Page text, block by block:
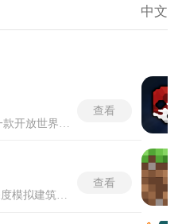
中文
查看
模拟建造3是一款深度模拟建筑工程与公司经营的游戏，玩家将扮演建筑公司经理，在欧洲3.2平方公里的开放地图中，驾驶超过50种官方授权的真实工程机械(如Caterpillar、MEILLER Kipper等)，完成从桥梁修复、住宅建造到大型公共设施施工的多样化任务。游戏融合精细的物理操作体验，需精准操作推土机平整地基、操作起重机吊装建材，同时兼顾预算控制与工期管理，通过解锁新机械和承接更复杂合同逐步扩大公司规模，体验从蓝图设计到竣工交付的全流程。
查看